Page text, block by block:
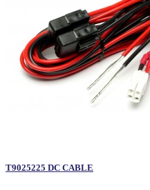
T9025225 DC CABLE